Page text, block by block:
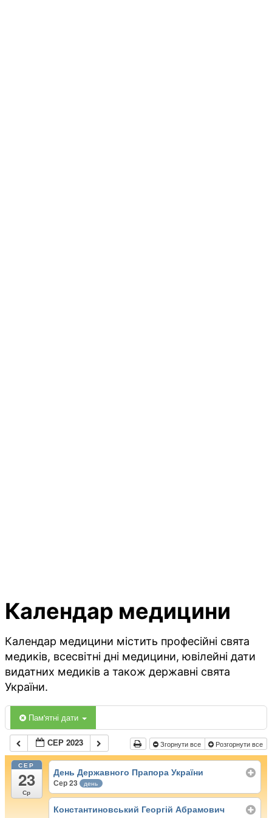
Календар медицини
Календар медицини містить професійні свята
медиків, всесвітні дні медицини, ювілейні дати
видатних медиків а також державні свята
України.
Пам'ятні дати
СЕР 2023 Згорнути все Розгорнути все
СЕР
23
Ср
День Державного Прапора України
Сер 23 день
Константиновський Георгій Абрамович